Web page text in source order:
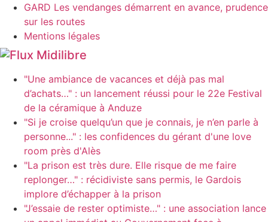
GARD Les vendanges démarrent en avance, prudence
sur les routes
Mentions légales
Midilibre
"Une ambiance de vacances et déjà pas mal
d’achats…" : un lancement réussi pour le 22e Festival
de la céramique à Anduze
"Si je croise quelqu’un que je connais, je n’en parle à
personne..." : les confidences du gérant d'une love
room près d'Alès
"La prison est très dure. Elle risque de me faire
replonger…" : récidiviste sans permis, le Gardois
implore d’échapper à la prison
"J’essaie de rester optimiste…" : une association lance